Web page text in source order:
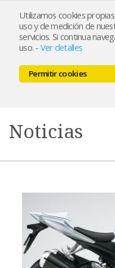
Utilizamos cookies
uso y de medición de
servicios. Si continua
uso. - Ver detalles
Permitir cookies
MENU
Noticias